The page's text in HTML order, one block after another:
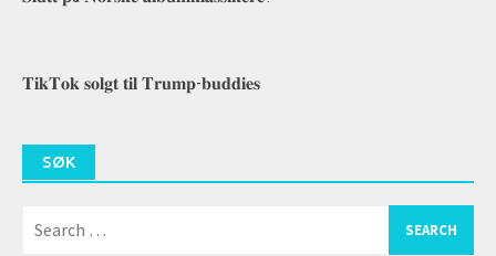
𝐓𝐢𝐤𝐓𝐨𝐤 𝐬𝐨𝐥𝐠𝐭 𝐭𝐢𝐥 𝐓𝐫𝐮𝐦𝐩-𝐛𝐮𝐝𝐝𝐢𝐞𝐬
SØK
for: